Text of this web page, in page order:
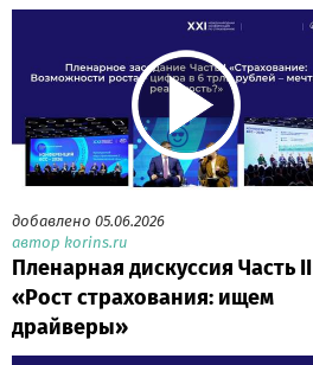
добавлено 05.06.2026
автор korins.ru
Пленарная дискуссия Часть II
«Рост страхования: ищем
драйверы»